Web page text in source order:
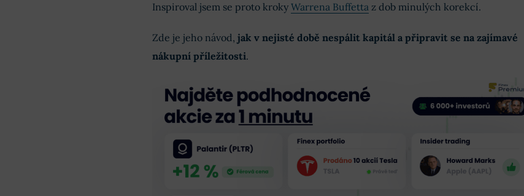
Inspiroval jsem se proto kroky Warrena Buffettaz dob minulých korekcí.
Zde je jeho návod, jak v nejisté době nespálit kapitál a připravit se na zajímavé
nákupní příležitosti.